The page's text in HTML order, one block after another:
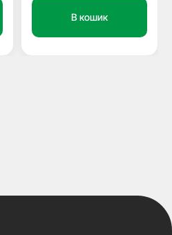
В кошик